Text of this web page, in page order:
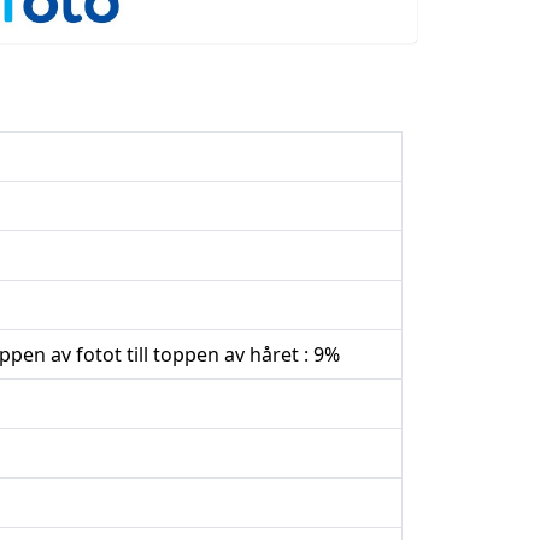
av fotot till toppen av håret : 9%